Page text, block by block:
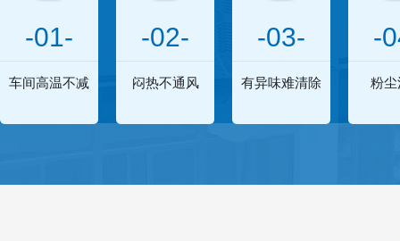
-01-
车间高温不减
-02-
闷热不通风
-03-
有异味难清除
-
粉尘